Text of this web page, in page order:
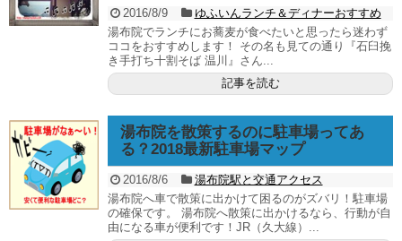
2016/8/9
ゆふいんランチ＆ディナーおすすめ
湯布院でランチにお蕎麦が食べたいと思ったら迷わず
ココをおすすめします！ その名も見ての通り『石臼挽
き手打ち十割そば 温川』さん...
記事を読む
湯布院を散策するのに駐車場ってあ
る？2018最新駐車場マップ
2016/8/6
湯布院駅と交通アクセス
湯布院へ車で散策に出かけて困るのがズバリ！駐車場
の確保です。 湯布院へ散策に出かけるなら、行動が自
由になる車が便利です！JR（久大線）...